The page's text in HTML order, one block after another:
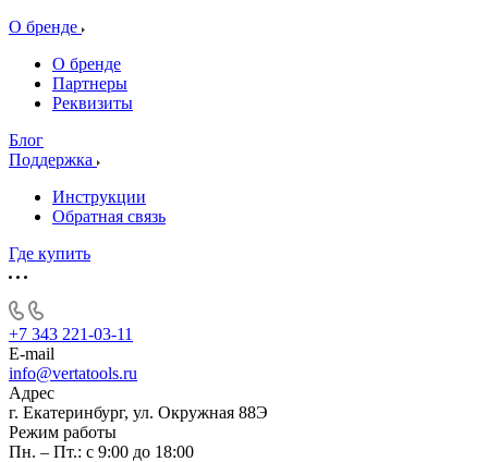
О бренде
О бренде
Партнеры
Реквизиты
Блог
Поддержка
Инструкции
Обратная связь
Где купить
+7 343 221-03-11
E-mail
info@vertatools.ru
Адрес
г. Екатеринбург, ул. Окружная 88Э
Режим работы
Пн. – Пт.: с 9:00 до 18:00